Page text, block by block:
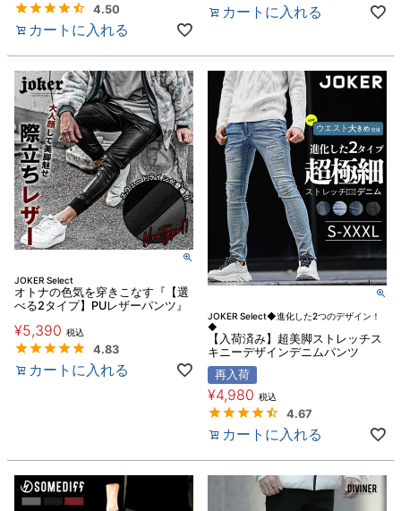
4.50
カートに入れる
カートに入れる
JOKER Select
オトナの色気を穿きこなす『【選
べる2タイプ】PUレザーパンツ』
¥5,390 税込
4.83
カートに入れる
JOKER Select◆進化した2つのデザイン！
◆
【入荷済み】超美脚ストレッチス
キニーデザインデニムパンツ
再入荷
¥4,980 税込
4.67
カートに入れる